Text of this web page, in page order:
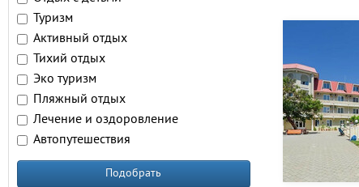
Туризм
Активный отдых
Тихий отдых
Эко туризм
Пляжный отдых
Лечение и оздоровление
Автопутешествия
Подобрать